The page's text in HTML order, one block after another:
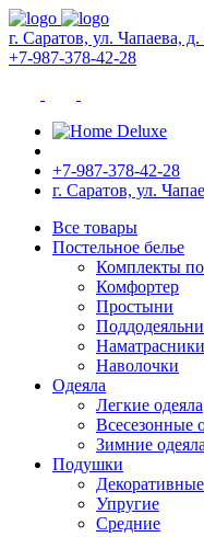
г. Саратов, ул. Чапаева,
+7-987-378-42-28
+7-987-378-42-28
г. Саратов, ул.
Все товары
Постельное белье
Комплекты
Комфортер
Простыни
Наматрасники
Наволочки
Одеяла
Легкие одеяла
Всесезонные
Зимние одеяла
Подушки
Упругие
Средние